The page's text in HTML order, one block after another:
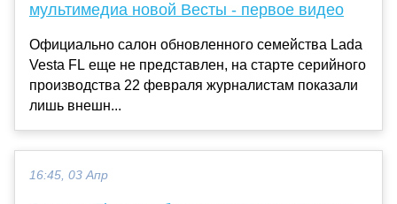
мультимедиа новой Весты - первое видео
Официально салон обновленного семейства Lada
Vesta FL еще не представлен, на старте серийного
производства 22 февраля журналистам показали
лишь внешн...
16:45, 03 Апр